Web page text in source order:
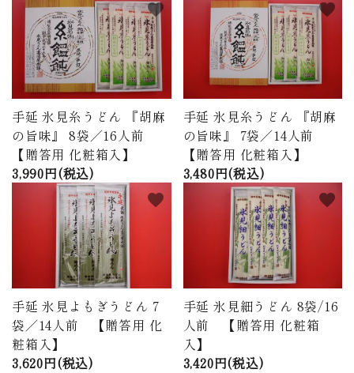
手延 氷見糸うどん 『胡麻
の旨味』 8袋／16人前
【贈答用 化粧箱入】
3,990円(税込)
favorite
手延 氷見糸うどん 『胡麻
の旨味』 7袋／14人前
【贈答用 化粧箱入】
3,480円(税込)
favorite
手延 氷見よもぎうどん 7
袋／14人前 【贈答用 化
粧箱入】
3,620円(税込)
favorite
手延 氷見細うどん 8袋/16
人前 【贈答用 化粧箱
入】
3,420円(税込)
favorite